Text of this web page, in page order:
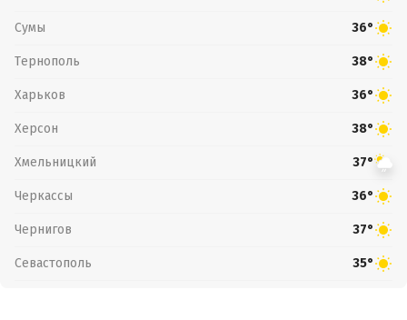
Сумы 36°
Тернополь 38°
Харьков 36°
Херсон 38°
Хмельницкий 37°
Черкассы 36°
Чернигов 37°
Севастополь 35°